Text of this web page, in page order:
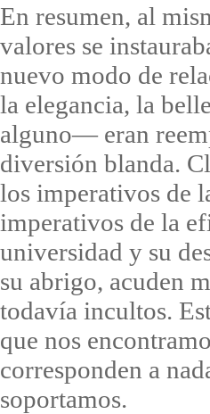
En resumen, al
valores se
nuevo modo de
la elegancia, la
alguno— eran
diversión blanda.
los imperativos de
imperativos de la
universidad y su
su abrigo, acuden
todavía incultos.
que nos
corresponden a
soportamos.